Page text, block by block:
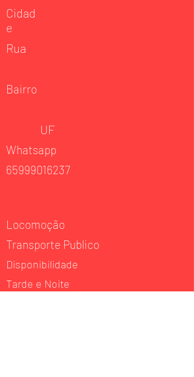
Cidad
e
Rua
Bairro
UF
Whatsapp
65999016237
Locomoção
Transporte Publico
Disponibilidade
Tarde e Noite